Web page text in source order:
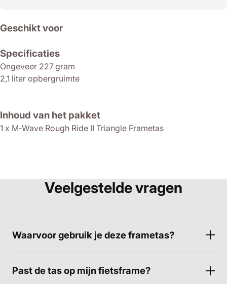
Geschikt voor
Specificaties
Ongeveer 227 gram
2,1 liter opbergruimte
Inhoud van het pakket
1 x M‑Wave Rough Ride II Triangle Frametas
Veelgestelde vragen
Waarvoor gebruik je deze frametas?
Past de tas op mijn fietsframe?